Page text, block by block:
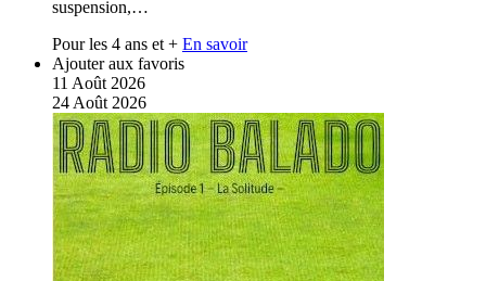
suspension,…
Pour les 4 ans et + En savoir
Ajouter aux favoris
11 Août 2026
24 Août 2026